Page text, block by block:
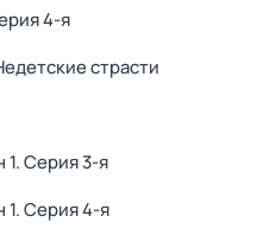
4-я
страсти
1. Серия 3-я
1. Серия 4-я